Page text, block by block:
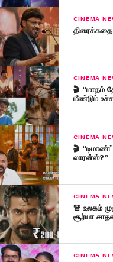
CINEMA
CINEMA
🎬 “மாதம்
மீண்டும்
CINEMA
🎬
லாரன்ஸ்?”
CINEMA
🚨 உலகம்
சூர்யா
CINEMA